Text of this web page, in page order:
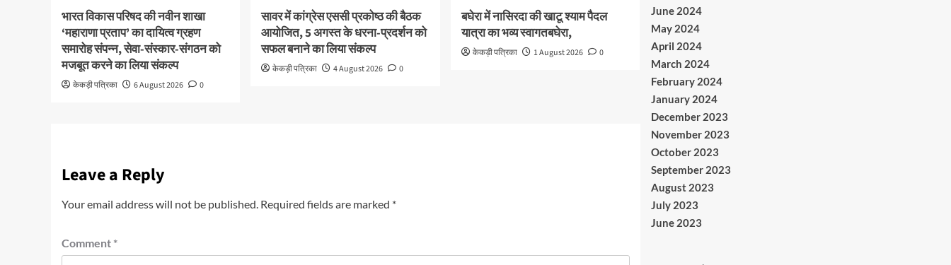
भारत विकास परिषद की नवीन शाखा
‘महाराणा प्रताप’ का दायित्व ग्रहण
समारोह संपन्न, सेवा-संस्कार-संगठन को
मजबूत करने का लिया संकल्प
केकड़ी पत्रिका 6 August 2026 0
सावर में कांग्रेस एससी प्रकोष्ठ की बैठक
आयोजित, 5 अगस्त के धरना-प्रदर्शन को
सफल बनाने का लिया संकल्प
केकड़ी पत्रिका 4 August 2026 0
बघेरा में नासिरदा की खाटू श्याम पैदल
यात्रा का भव्य स्वागतबघेरा,
केकड़ी पत्रिका 1 August 2026 0
Leave a Reply
Your email address will not be published. Required fields are marked *
Comment *
June 2024
May 2024
April 2024
March 2024
February 2024
January 2024
December 2023
November 2023
October 2023
September 2023
August 2023
July 2023
June 2023